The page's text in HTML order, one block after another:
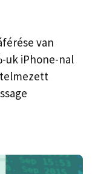
van
uk iPhone-nal